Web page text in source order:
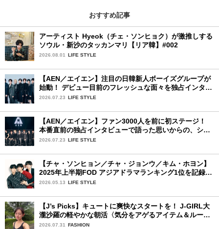
おすすめ記事
アーティスト Hyeok（チェ・ソンヒョク）が激推しする
ソウル・新沙のタッカンマリ【リア韓】#002
2026.08.01 LIFE STYLE
【AEN／エイエン】注目の日韓新人ボーイズグループが
始動！ デビュー目前のフレッシュな面々を独占インタビ
ュー。7人の魅力に迫ります♪
2026.07.23 LIFE STYLE
【AEN／エイエン】ファン3000人を前に初ステージ！
本番直前の独占インタビューで語った思いからの、ショ
ーケース完全レポート！
2026.07.23 LIFE STYLE
【チャ・ソンヒョン／チャ・ジョンウ／キム・ホヨン】
2025年上半期FOD アジアドラマランキング1位を記録！
韓国BLドラマ「秘密の間柄」出演の3人に来日記念イン
2026.05.13 LIFE STYLE
【J’s Picks】キュートに爽快なスタートを！ J-GIRL大
瀧沙羅の軽やかな朝活〈気分をアゲるアイテム＆ルーテ
ィーン〉
2026.07.31 FASHION